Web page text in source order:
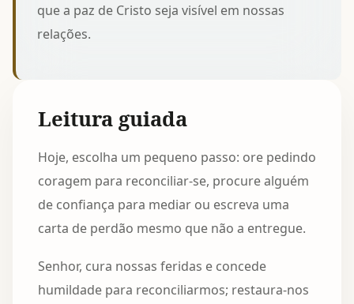
que a paz de Cristo seja visível em nossas
relações.
Leitura guiada
Hoje, escolha um pequeno passo: ore pedindo
coragem para reconciliar-se, procure alguém
de confiança para mediar ou escreva uma
carta de perdão mesmo que não a entregue.
Senhor, cura nossas feridas e concede
humildade para reconciliarmos; restaura-nos